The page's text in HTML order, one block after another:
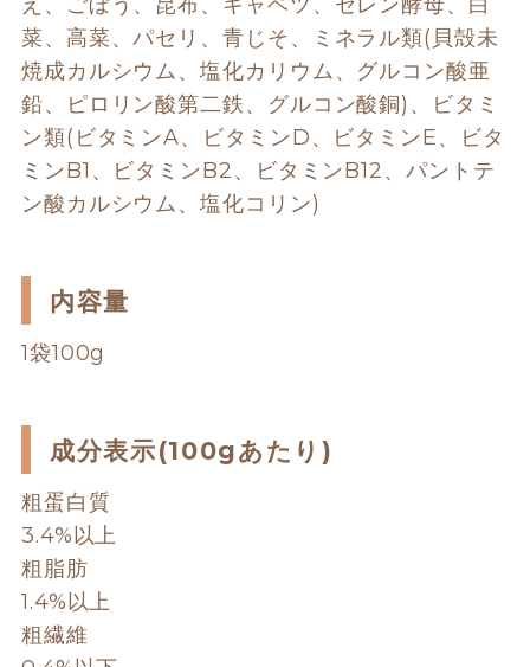
菜、高菜、パセリ、青じそ、ミネラル類(貝殻未
焼成カルシウム、塩化カリウム、グルコン酸亜
鉛、ピロリン酸第二鉄、グルコン酸銅)、ビタミ
ン類(ビタミンA、ビタミンD、ビタミンE、ビタ
ミンB1、ビタミンB2、ビタミンB12、パントテ
ン酸カルシウム、塩化コリン)
内容量
1袋100g
成分表示(100gあたり)
粗蛋白質
3.4%以上
粗脂肪
1.4%以上
粗繊維